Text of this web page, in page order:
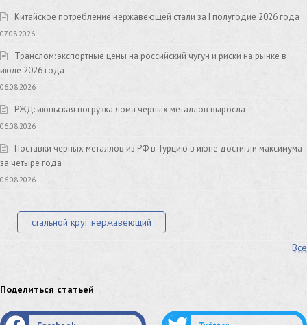
Китайское потребление нержавеющей стали за I полугодие 2026 года
07.08.2026
Транслом: экспортные цены на российский чугун и риски на рынке в
июле 2026 года
06.08.2026
РЖД: июньская погрузка лома черных металлов выросла
06.08.2026
Поставки черных металлов из РФ в Турцию в июне достигли максимума
за четыре года
06.08.2026
стальной круг нержавеющий
труба оцинкованная труба нержавеющая
Все
Поделиться статьей